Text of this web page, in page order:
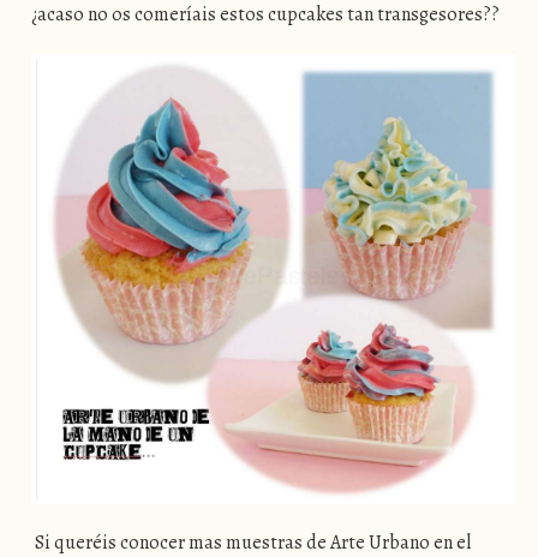
¿acaso no os comeríais estos cupcakes tan transgesores??
Si queréis conocer mas muestras de Arte Urbano en el